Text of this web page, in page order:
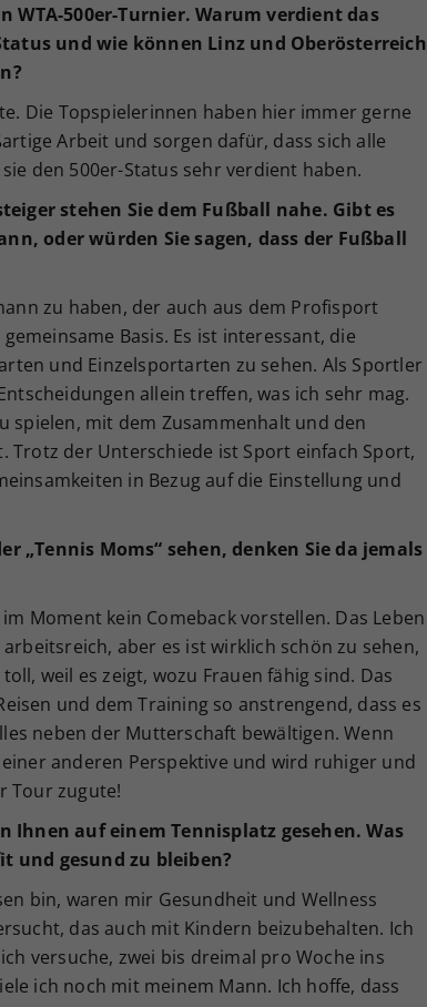
WTA-500er-Turnier. Warum verdient das
und wie können Linz und Oberösterreich
Die Topspielerinnen haben hier immer gerne
Arbeit und sorgen dafür, dass sich alle
den 500er-Status sehr verdient haben.
stehen Sie dem Fußball nahe. Gibt es
oder würden Sie sagen, dass der Fußball
zu haben, der auch aus dem Profisport
Basis. Es ist interessant, die
und Einzelsportarten zu sehen. Als Sportler
allein treffen, was ich sehr mag.
spielen, mit dem Zusammenhalt und den
Trotz der Unterschiede ist Sport einfach Sport,
in Bezug auf die Einstellung und
„Tennis Moms“ sehen, denken Sie da jemals
Moment kein Comeback vorstellen. Das Leben
aber es ist wirklich schön zu sehen,
weil es zeigt, wozu Frauen fähig sind. Das
und dem Training so anstrengend, dass es
neben der Mutterschaft bewältigen. Wenn
anderen Perspektive und wird ruhiger und
Tour zugute!
auf einem Tennisplatz gesehen. Was
und gesund zu bleiben?
bin, waren mir Gesundheit und Wellness
das auch mit Kindern beizubehalten. Ich
versuche, zwei bis dreimal pro Woche ins
ich noch mit meinem Mann. Ich hoffe, dass